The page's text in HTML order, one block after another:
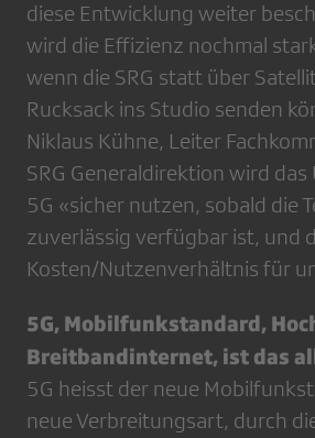
diese Entwicklung weiter
wird die Effizienz nochmal
wenn die SRG statt über
Rucksack ins Studio senden
Niklaus Kühne, Leiter
SRG Generaldirektion wird
5G «sicher nutzen, sobald die
zuverlässig verfügbar ist, und
Kosten/Nutzenverhältnis für
5G, Mobilfunkstandard,
Breitbandinternet, ist das
5G heisst der neue
neue Verbreitungsart, durch